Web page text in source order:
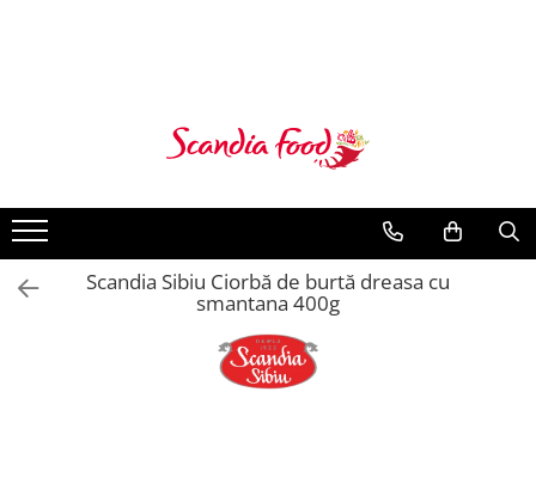
Scandia Sibiu Ciorbă de burtă dreasa cu
smantana 400g